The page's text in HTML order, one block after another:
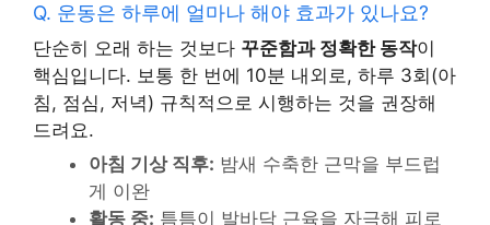
Q. 운동은 하루에 얼마나 해야 효과가 있나요?
단순히 오래 하는 것보다 꾸준함과 정확한 동작이
핵심입니다. 보통 한 번에 10분 내외로, 하루 3회(아
침, 점심, 저녁) 규칙적으로 시행하는 것을 권장해
드려요.
아침 기상 직후: 밤새 수축한 근막을 부드럽
게 이완
활동 중: 틈틈이 발바닥 근육을 자극해 피로